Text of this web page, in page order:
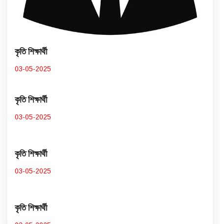
কৃতি শিক্ষার্থী
03-05-2025
কৃতি শিক্ষার্থী
03-05-2025
কৃতি শিক্ষার্থী
03-05-2025
কৃতি শিক্ষার্থী